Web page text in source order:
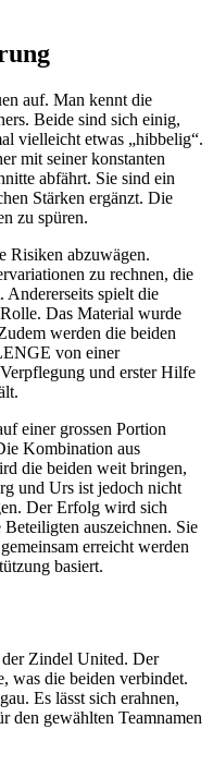
auf. Man kennt die
Beide sind sich einig,
vielleicht etwas „hibbelig“.
mit seiner konstanten
abfährt. Sie sind ein
Stärken ergänzt. Die
zu spüren.
Risiken abzuwägen.
zu rechnen, die
Andererseits spielt die
Das Material wurde
werden die beiden
von einer
und erster Hilfe
einer grossen Portion
Kombination aus
die beiden weit bringen,
und Urs ist jedoch nicht
Der Erfolg wird sich
auszeichnen. Sie
erreicht werden
basiert.
Zindel United. Der
was die beiden verbindet.
Es lässt sich erahnen,
den gewählten Teamnamen